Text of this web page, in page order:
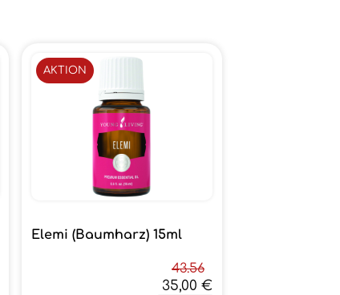
Elemi (Baumharz) 15ml
43.56
35,00 €
AKTION